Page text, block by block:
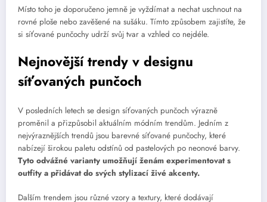
Místo toho je doporučeno jemně je vyždímat a nechat uschnout na
rovné ploše nebo zavěšené na sušáku. Tímto způsobem zajistíte, že
si síťované punčochy udrží svůj tvar a vzhled co nejdéle.
Nejnovější trendy v designu
síťovaných punčoch
V posledních letech se design síťovaných punčoch výrazně
proměnil a přizpůsobil aktuálním módním trendům. Jedním z
nejvýraznějších trendů jsou barevné síťované punčochy, které
nabízejí širokou paletu odstínů od pastelových po neonové barvy.
Tyto odvážné varianty umožňují ženám experimentovat s
outfity a přidávat do svých stylizací živé akcenty.
Dalším trendem jsou různé vzory a textury, které dodávají